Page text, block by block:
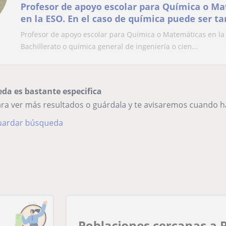
Profesor de apoyo escolar para Química o
en la ESO. En el caso de química puede ser
para Bachillerato
Profesor de apoyo escolar para Química o Matemáticas en
Bachillerato o química general de ingeniería o cien...
es bastante especifica
ver más resultados o guárdala y te avisaremos cuando
búsqueda